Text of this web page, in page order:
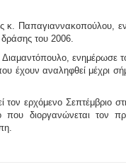
κ. Παπαγιαννακοπούλου,
του 2006.
ενημέρωσε
έχουν αναληφθεί μέχρι
ερχόμενο Σεπτέμβριο
διοργανώνεται τον